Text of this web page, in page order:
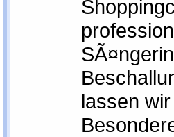
lassen